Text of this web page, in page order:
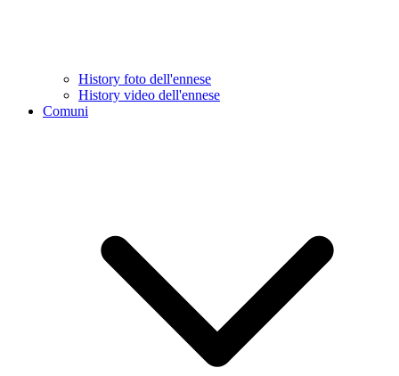
History foto dell'ennese
History video dell'ennese
Comuni